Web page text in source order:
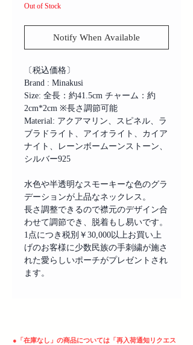
Out of Stock
Notify When Available
〔税込価格〕
Brand : Minakusi
Size: 全長：約41.5cm チャーム：約
2cm*2cm ※長さ調節可能
Material: アクアマリン、スピネル、ラ
ブラドライト、アイオライト、カイア
ナイト、レーンボームーンストーン、
シルバー925
水色や半透明なスモーキーな色のグラ
デーションが上品なネックレス。
長さ調整できるので襟元のデザイン合
わせて調節でき、脱着もし易いです。
1点につき税別￥30,000以上お買い上
げのお客様に少数民族の手刺繍が施さ
れた愛らしいポーチがプレゼントされ
ます。
● 「在庫なし」の商品については「再入荷通知リクエス